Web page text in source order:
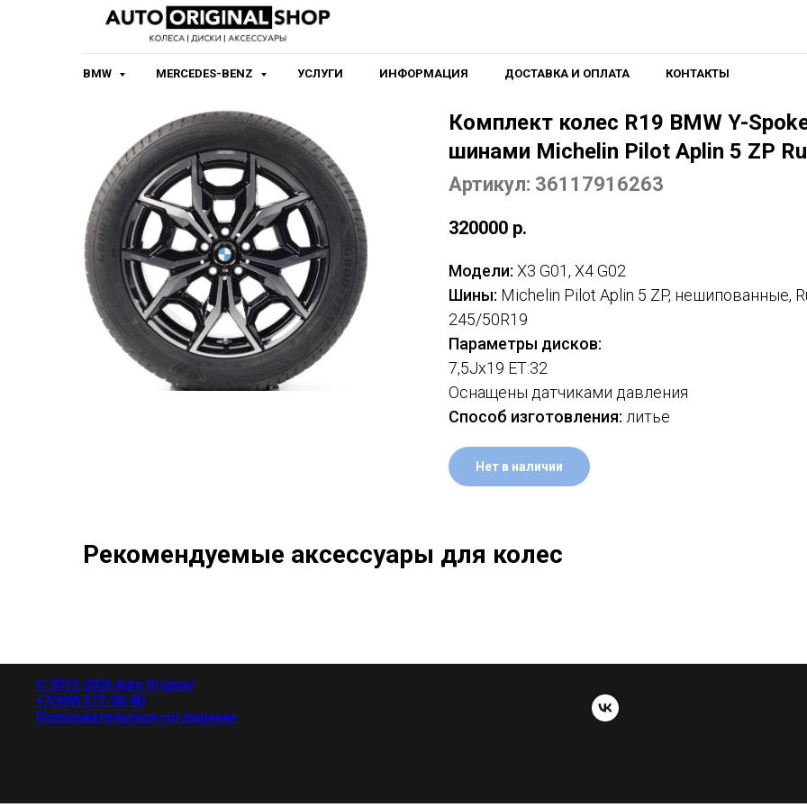
BMW MERCEDES-BENZ УСЛУГИ ИНФОРМАЦИЯ ДОСТАВКА И ОПЛАТА КОНТАКТЫ
Комплект колес R19 BMW Y-
шинами Michelin Pilot Aplin 5 ZP
Артикул: 36117916263
320000 р.
Модели: X3 G01, X4 G02
Шины: Michelin Pilot Aplin 5 ZP, нешипованные,
245/50R19
Параметры дисков:
7,5Jx19 ET:32
Оснащены датчиками давления
Способ изготовления: литье
Нет в наличии
Рекомендуемые аксессуары для колес
© 2012-2026 Auto Original
+7(499) 577-00-80
Пользовательское соглашение